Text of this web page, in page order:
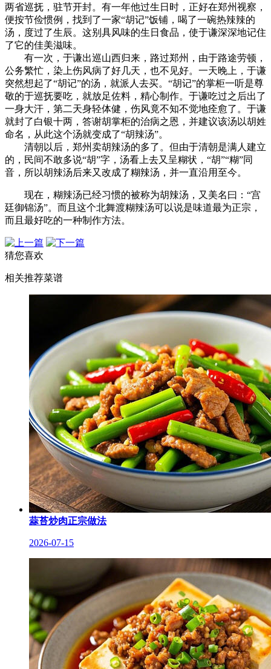
两省巡抚，驻节开封。有一年他过生日时，正好在郑州视察，
便按节俭惯例，找到了一家“胡记”饭铺，喝了一碗热辣辣的
汤，度过了生辰。这别具风味的生日食品，使于谦深深地记住
了它的佳美滋味。
有一次，于谦出巡山西归来，路过郑州，由于路途劳顿，
公务繁忙，染上伤风病了好几天，也不见好。一天晚上，于谦
突然想起了“胡记”的汤，就派人去买。“胡记”的掌柜一听是尊
敬的于巡抚要吃，就放足佐料，精心制作。于谦吃过之后出了
一身大汗，第二天身轻体健，伤风竟不知不觉地痊愈了。于谦
就封了白银十两，答谢胡掌柜的治病之恩，并建议该汤以胡姓
命名，从此这个汤就变成了“胡辣汤”。
清朝以后，郑州卖胡辣汤的多了。但由于清朝是满人建立
的，民间不敢多说“胡”字，汤看上去又呈糊状，“胡”“糊”同
音，所以胡辣汤后来又改成了糊辣汤，并一直沿用至今。
现在，糊辣汤已经习惯的被称为胡辣汤，又美名曰：“宫
廷御锦汤”。而且这个北舞渡糊辣汤可以说是味道最为正宗，
而且最好吃的一种制作方法。
猜您喜欢
相关推荐菜谱
蒜苔炒肉正宗做法
2026-07-15